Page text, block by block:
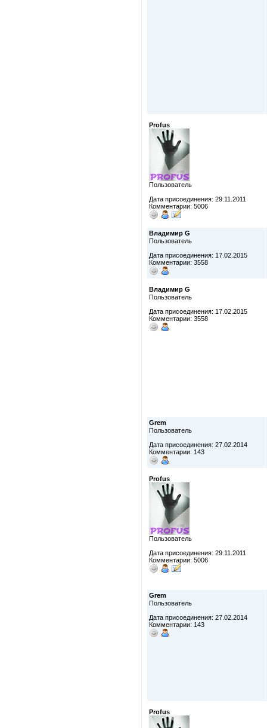
Profus
Пользователь
Дата присоединения: 29.11.2011
Комментарии: 5006
Владимир G
Пользователь
Дата присоединения: 17.02.2015
Комментарии: 3558
Владимир G
Пользователь
Дата присоединения: 17.02.2015
Комментарии: 3558
Grem
Пользователь
Дата присоединения: 27.02.2014
Комментарии: 143
Profus
Пользователь
Дата присоединения: 29.11.2011
Комментарии: 5006
Grem
Пользователь
Дата присоединения: 27.02.2014
Комментарии: 143
Profus